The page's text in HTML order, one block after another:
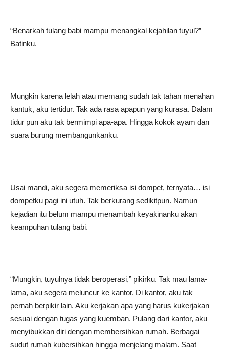
“Benarkah tulang babi mampu menangkal kejahilan tuyul?”
Batinku.
Mungkin karena lelah atau memang sudah tak tahan menahan
kantuk, aku tertidur. Tak ada rasa apapun yang kurasa. Dalam
tidur pun aku tak bermimpi apa-apa. Hingga kokok ayam dan
suara burung membangunkanku.
Usai mandi, aku segera memeriksa isi dompet, ternyata… isi
dompetku pagi ini utuh. Tak berkurang sedikitpun. Namun
kejadian itu belum mampu menambah keyakinanku akan
keampuhan tulang babi.
“Mungkin, tuyulnya tidak beroperasi,” pikirku. Tak mau lama-
lama, aku segera meluncur ke kantor. Di kantor, aku tak
pernah berpikir lain. Aku kerjakan apa yang harus kukerjakan
sesuai dengan tugas yang kuemban. Pulang dari kantor, aku
menyibukkan diri dengan membersihkan rumah. Berbagai
sudut rumah kubersihkan hingga menjelang malam. Saat